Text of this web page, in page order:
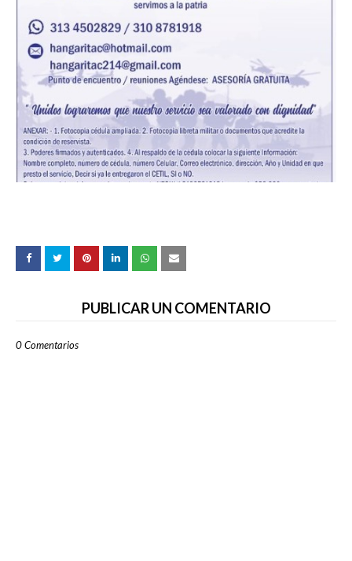
PUBLICAR UN COMENTARIO
0 Comentarios